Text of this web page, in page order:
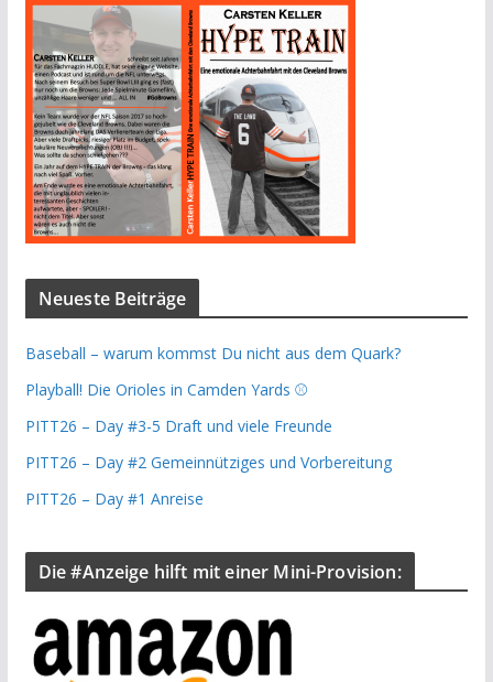
Neueste Beiträge
Baseball – warum kommst Du nicht aus dem Quark?
Playball! Die Orioles in Camden Yards ⚾️
PITT26 – Day #3-5 Draft und viele Freunde
PITT26 – Day #2 Gemeinnütziges und Vorbereitung
PITT26 – Day #1 Anreise
Die #Anzeige hilft mit einer Mini-Provision: